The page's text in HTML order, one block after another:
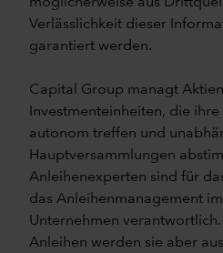
Verlässlichkeit dieser
garantiert werden.
Capital Group managt
Investmenteinheiten, die
autonom treffen und
Hauptversammlungen
Anleihenexperten sind für
das Anleihenmanagement
Unternehmen
Anleihen werden sie aber